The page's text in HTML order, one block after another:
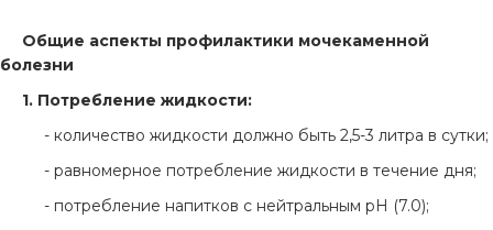
Общие аспекты профилактики мочекаменной
болезни
1. Потребление жидкости:
- количество жидкости должно быть 2,5-3 литра в сутки;
- равномерное потребление жидкости в течение дня;
- потребление напитков с нейтральным рН (7.0);